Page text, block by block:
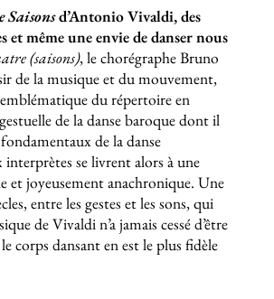
l'événement
Saisonsd’Antonio Vivaldi, des
et même une envie de danser nous
(saisons), le chorégraphe Bruno
de la musique et du mouvement,
du répertoire en
de la danse baroque dont il
de la danse
se livrent alors à une
et joyeusement anachronique. Une
entre les gestes et les sons, qui
de Vivaldi n’a jamais cessé d’être
corps dansant en est le plus fidèle